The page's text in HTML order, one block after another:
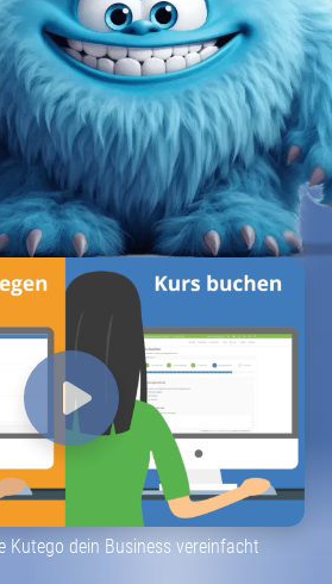
Kutego dein Business vereinfacht